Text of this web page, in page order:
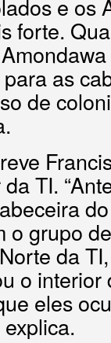
e os
forte.
as
de
TI.
grupo
da
o
eles